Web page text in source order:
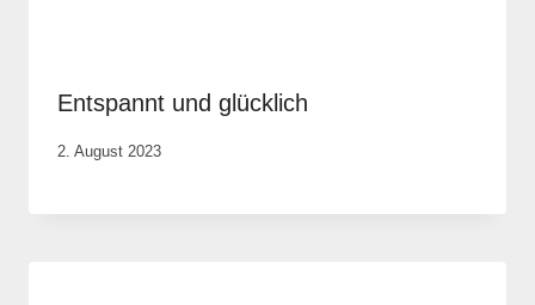
Entspannt und glücklich
Von
Justh
2. August 2023